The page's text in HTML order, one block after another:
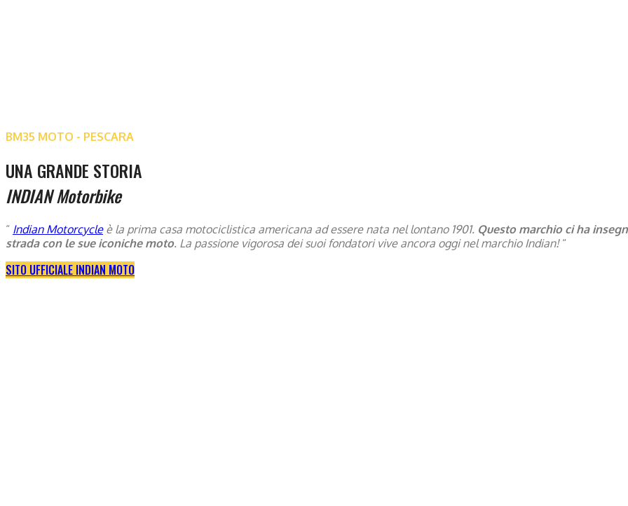
BM35 MOTO - PESCARA
UNA GRANDE STORIA
INDIAN Motorbike
“ Indian Motorcycleè la prima casa motociclistica americana ad essere nata nel lontano 1901. Questo marchio ci ha
strada con le sue iconiche moto. La passione vigorosa dei suoi fondatori vive ancora oggi nel marchio Indian!“
SITO UFFICIALE INDIAN MOTO